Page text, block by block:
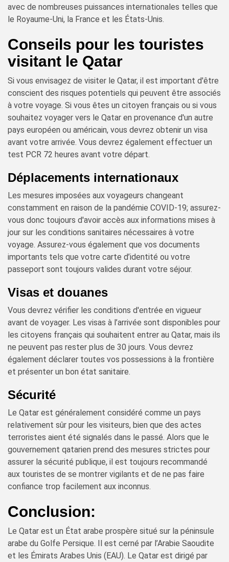
avec de nombreuses puissances internationales telles que
le Royaume-Uni, la France et les États-Unis.
Conseils pour les touristes
visitant le Qatar
Si vous envisagez de visiter le Qatar, il est important d'être
conscient des risques potentiels qui peuvent être associés
à votre voyage. Si vous êtes un citoyen français ou si vous
souhaitez voyager vers le Qatar en provenance d'un autre
pays européen ou américain, vous devrez obtenir un visa
avant votre arrivée. Vous devrez également effectuer un
test PCR 72 heures avant votre départ.
Déplacements internationaux
Les mesures imposées aux voyageurs changeant
constamment en raison de la pandémie COVID-19; assurez-
vous donc toujours d'avoir accès aux informations mises à
jour sur les conditions sanitaires nécessaires à votre
voyage. Assurez-vous également que vos documents
importants tels que votre carte d’identité ou votre
passeport sont toujours valides durant votre séjour.
Visas et douanes
Vous devrez vérifier les conditions d'entrée en vigueur
avant de voyager. Les visas à l’arrivée sont disponibles pour
les citoyens français qui souhaitent entrer au Qatar, mais ils
ne peuvent pas rester plus de 30 jours. Vous devrez
également déclarer toutes vos possessions à la frontière
et présenter un bon état sanitaire.
Sécurité
Le Qatar est généralement considéré comme un pays
relativement sûr pour les visiteurs, bien que des actes
terroristes aient été signalés dans le passé. Alors que le
gouvernement qatarien prend des mesures strictes pour
assurer la sécurité publique, il est toujours recommandé
aux touristes de se montrer vigilants et de ne pas faire
confiance trop facilement aux inconnus.
Conclusion:
Le Qatar est un État arabe prospère situé sur la péninsule
arabe du Golfe Persique. Il est cerné par l’Arabie Saoudite
et les Émirats Arabes Unis (EAU). Le Qatar est dirigé par